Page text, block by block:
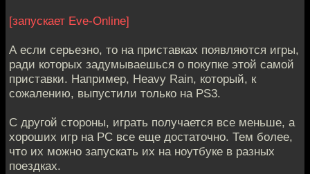
[запускает Eve-Online]
А если серьезно, то на приставках появляются игры,
ради которых задумываешься о покупке этой самой
приставки. Например, Heavy Rain, который, к
сожалению, выпустили только на PS3.
С другой стороны, играть получается все меньше, а
хороших игр на PC все еще достаточно. Тем более,
что их можно запускать их на ноутбуке в разных
поездках.